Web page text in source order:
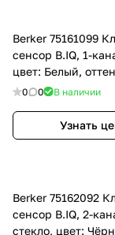
Berker 75161099
сенсор B.IQ, 1-
цвет: Белый,
Полярная
0 0 В наличии
Узнать
Berker 75162092
сенсор B.IQ, 2-
стекло, цвет: